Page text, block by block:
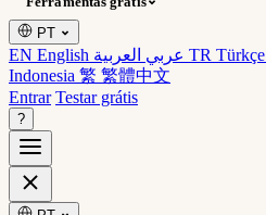
PT
EN English TR Türkçe
Indonesia 繁 繁體中文
Entrar Testar grátis
?